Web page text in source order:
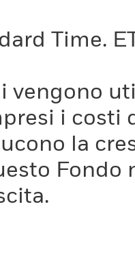
Time.
vengono
i
la
Fondo